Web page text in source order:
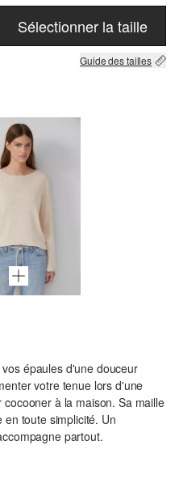
Sélectionner la taille
Guide des tailles
épaules d'une douceur
votre tenue lors d'une
à la maison. Sa maille
toute simplicité. Un
partout.